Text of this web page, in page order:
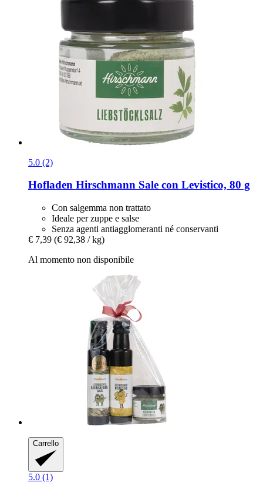
5.0 (2)
Hofladen Hirschmann Sale con Levistico, 80 g
Con salgemma non trattato
Ideale per zuppe e salse
Senza agenti antiagglomeranti né conservanti
€ 7,39 (€ 92,38 / kg)
Al momento non disponibile
Carrello
5.0 (1)